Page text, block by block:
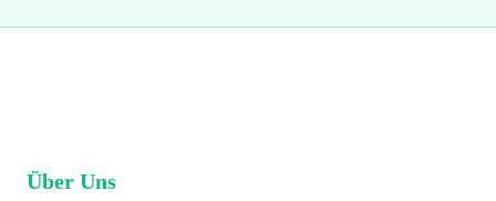
Über Uns